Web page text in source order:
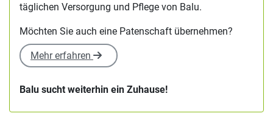
täglichen Versorgung und Pflege von Balu.
Möchten Sie auch eine Patenschaft übernehmen?
Mehr erfahren
Balu sucht weiterhin ein Zuhause!